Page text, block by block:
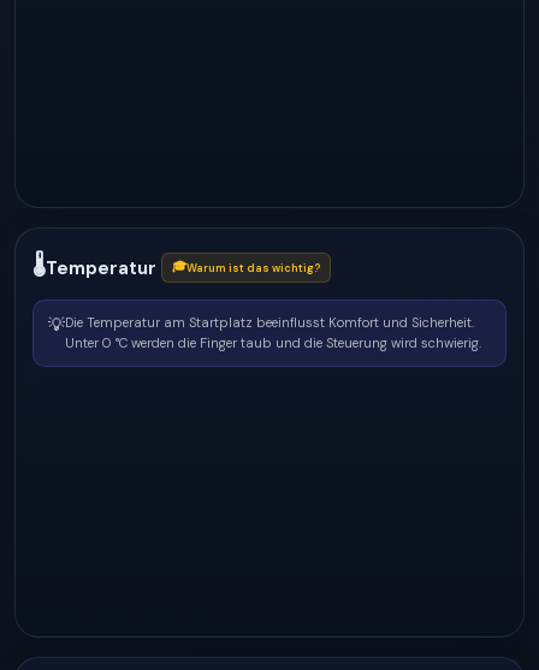
🌡Temperatur 🎓Warum ist das wichtig?
💡Die Temperatur am Startplatz beeinflusst Komfort und Sicherheit.
Unter 0 °C werden die Finger taub und die Steuerung wird schwierig.